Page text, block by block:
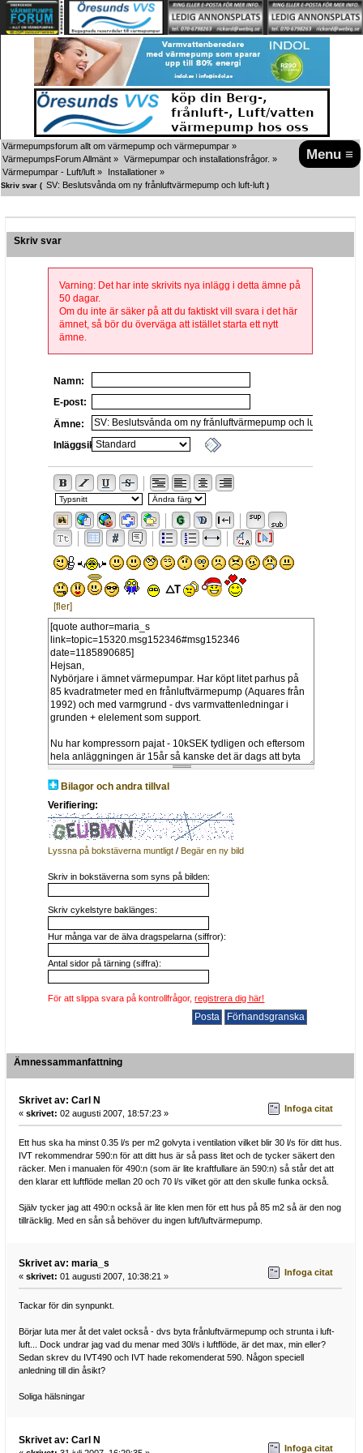
Menu ≡
Värmepumpsforum allt om värmepump och värmepumpar »
VärmepumpsForum Allmänt » Värmepumpar och installationsfrågor. »
Värmepumpar - Luft/luft » Installationer »
Skriv svar ( SV: Beslutsvånda om ny frånluftvärmepump och luft-luft )
Skriv svar
Varning: Det har inte skrivits nya inlägg i detta ämne på
50 dagar.
Om du inte är säker på att du faktiskt vill svara i det här
ämnet, så bör du överväga att istället starta ett nytt
ämne.
Namn:
E-post:
Ämne:
Inläggsikon:
[fler]
Bilagor och andra tillval
Verifiering:
Lyssna på bokstäverna muntligt /Begär en ny bild
Skriv in bokstäverna som syns på bilden:
Skriv cykelstyre baklänges:
Hur många var de älva dragspelarna (siffror):
Antal sidor på tärning (siffra):
För att slippa svara på kontrollfrågor,registrera dig här!
Ämnessammanfattning
Skrivet av: Carl N
« skrivet: 02 augusti 2007, 18:57:23 » Infoga citat
Ett hus ska ha minst 0.35 l/s per m2 golvyta i ventilation vilket blir 30 l/s för ditt hus.
IVT rekommendrar 590:n för att ditt hus är så pass litet och de tycker säkert den
räcker. Men i manualen för 490:n (som är lite kraftfullare än 590:n) så står det att
den klarar ett luftflöde mellan 20 och 70 l/s vilket gör att den skulle funka också.
Själv tycker jag att 490:n också är lite klen men för ett hus på 85 m2 så är den nog
tillräcklig. Med en sån så behöver du ingen luft/luftvärmepump.
Skrivet av: maria_s
« skrivet: 01 augusti 2007, 10:38:21 » Infoga citat
Tackar för din synpunkt.
Börjar luta mer åt det valet också - dvs byta frånluftvärmepump och strunta i luft-
luft... Dock undrar jag vad du menar med 30l/s i luftflöde, är det max, min eller?
Sedan skrev du IVT490 och IVT hade rekomenderat 590. Någon speciell
anledning till din åsikt?
Soliga hälsningar
Skrivet av: Carl N
Infoga citat